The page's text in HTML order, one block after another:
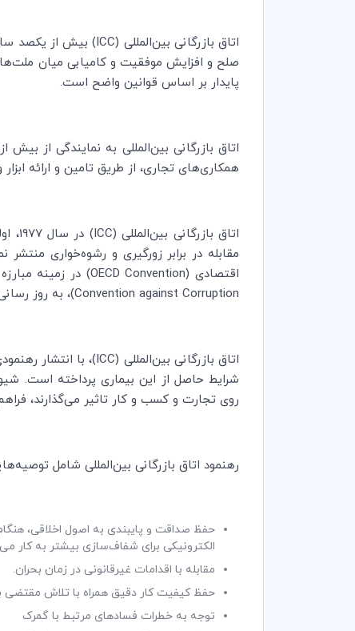
اتاق بازرگانی بین‌المللی (ICC) بیش از یکصد سال
صلح و افزایش موفقیت و کامیابی میان
پایدار بر اساس قوانین واضح است.
همکاری‌های تجاری، از طریق تامین و ارائه
اتاق بازرگانی بین‌المللی (ICC
)
مقابله در برابر زورگیری و رشوه‌خواری
اقتصادی (OECD Convention) در زمینه
Convention against Corruption)، به روز
اتاق بازرگانی بین‌المللی (ICC
روی تجارت و کسب و کار تاثیر می­‌گذارند،
رهنمود اتاق بازرگانی بین‌المللی شامل
حفظ صداقت و پایبندی به اصول اخلاقی،
الکترونیکی برای شفاف‌سازی بیشتر به کار
مقابله با اقدامات غیرقانونی در زمان بحران.
حفظ کیفیت کار دقیق همراه با تلاش مقتضی
توجه به خطرات فسادهای مرتبط با گمرک